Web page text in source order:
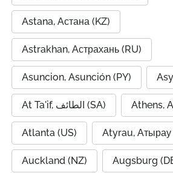
Astana, Астана (KZ)
Astrakhan, Астрахань (RU)
Asuncion, Asunción (PY)
At Ta'if, الطائف (SA) Athens,
Atlanta (US) Atyrau, Атырау
Auckland (NZ) Augsburg